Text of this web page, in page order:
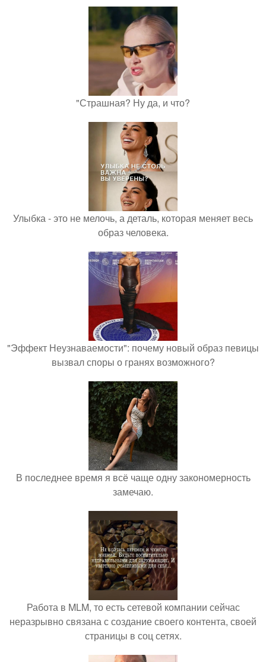
"Страшная? Ну да, и что?
Улыбка - это не мелочь, а деталь, которая меняет весь
образ человека.
"Эффект Неузнаваемости": почему новый образ певицы
вызвал споры о гранях возможного?
В последнее время я всё чаще одну закономерность
замечаю.
Работа в MLM, то есть сетевой компании сейчас
неразрывно связана с создание своего контента, своей
страницы в соц сетях.